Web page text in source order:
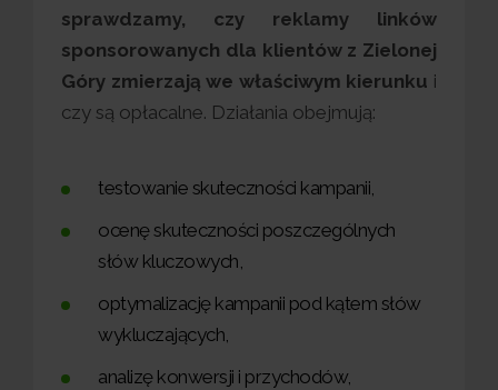
sprawdzamy, czy reklamy linków
sponsorowanych dla klientów z Zielonej
Góry zmierzają we właściwym kierunku i
czy są opłacalne. Działania obejmują:
testowanie skuteczności kampanii,
ocenę skuteczności poszczególnych
słów kluczowych,
optymalizację kampanii pod kątem słów
wykluczających,
analizę konwersji i przychodów,